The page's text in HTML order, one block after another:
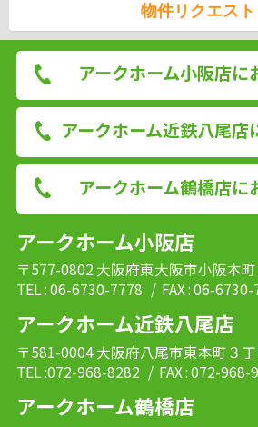
物件リクエスト
アークホーム小阪店に
アークホーム近鉄八尾店
アークホーム鶴橋店に
アークホーム小阪店
〒577-0802 大阪府東大阪市小阪本
TEL : 06-6730-7778 / FAX : 06-
アークホーム近鉄八尾店
〒581-0004 大阪府八尾市東本町３
TEL :072-968-8282 / FAX : 072-968-
アークホーム鶴橋店